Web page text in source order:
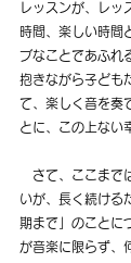
レッスンが、レ
時間、楽しい時間
ブなことであふれ
抱きながら子ども
て、楽しく音を奏
とに、この上ない
さて、ここまで
いが、長く続ける
期まで」のことに
が音楽に限らず、